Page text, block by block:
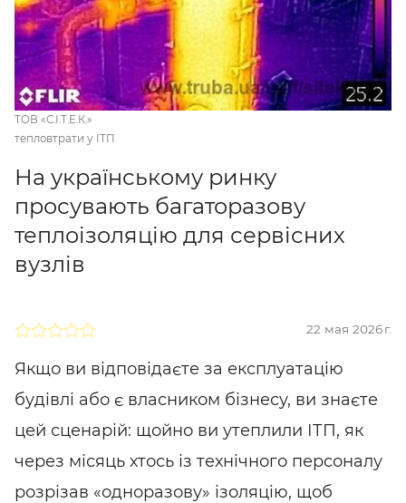
ТОВ «С.І.Т.Е.К.»
тепловтрати у ІТП
На українському ринку
просувають багаторазову
теплоізоляцію для сервісних
вузлів
22 мая 2026 г.
Якщо ви відповідаєте за експлуатацію
будівлі або є власником бізнесу, ви знаєте
цей сценарій: щойно ви утеплили ІТП, як
через місяць хтось із технічного персоналу
розрізав «одноразову» ізоляцію, щоб